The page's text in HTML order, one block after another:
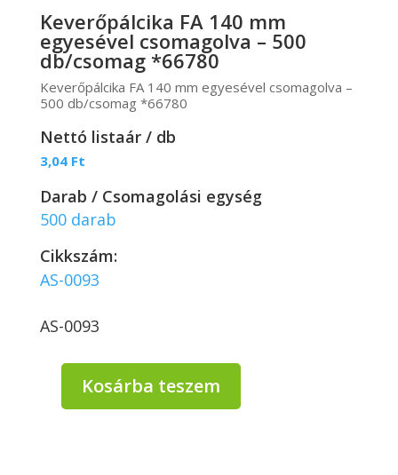
Keverőpálcika FA 140 mm
egyesével csomagolva – 500
db/csomag *66780
Keverőpálcika FA 140 mm egyesével csomagolva –
500 db/csomag *66780
Nettó listaár / db
3,04 Ft
Darab / Csomagolási egység
500 darab
Cikkszám:
AS-0093
AS-0093
Keverőpálcika
Kosárba teszem